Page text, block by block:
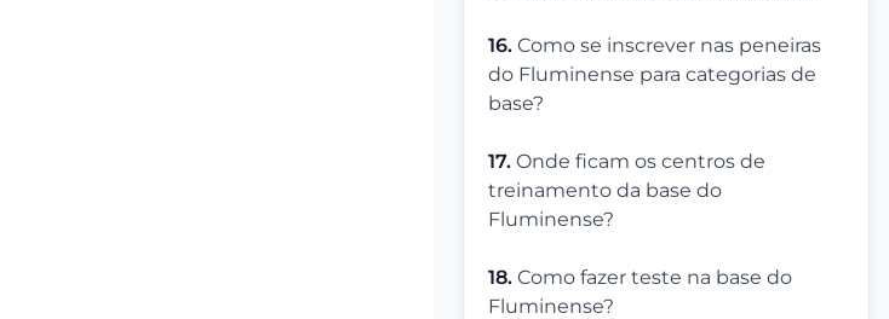
16. Como se inscrever nas peneiras
do Fluminense para categorias de
base?
17. Onde ficam os centros de
treinamento da base do
Fluminense?
18. Como fazer teste na base do
Fluminense?